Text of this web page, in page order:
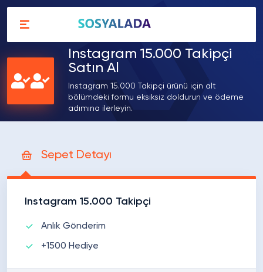
Instagram 15.000 Takipçi
Satın Al
Instagram 15.000 Takipçi ürünü için alt
bölümdeki formu eksiksiz doldurun ve ödeme
adımına ilerleyin.
Sepet Detayı
Instagram 15.000 Takipçi
Anlık Gönderim
+1500 Hediye